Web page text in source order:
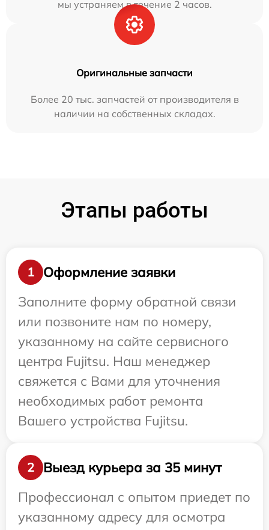
мы устраняем в течение 2 часов.
Оригинальные запчасти
Более 20 тыс. запчастей от производителя в
наличии на собственных складах.
Этапы работы
1
Оформление заявки
Заполните форму обратной связи
или позвоните нам по номеру,
указанному на сайте сервисного
центра Fujitsu. Наш менеджер
свяжется с Вами для уточнения
необходимых работ ремонта
Вашего устройства Fujitsu.
2
Выезд курьера за 35 минут
Профессионал с опытом приедет по
указанному адресу для осмотра